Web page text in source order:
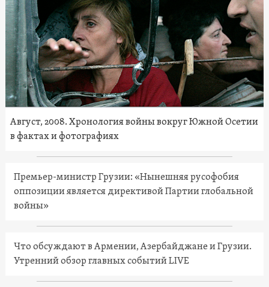
Август, 2008. Хронология войны вокруг Южной Осетии
в фактах и фотографиях
Премьер-министр Грузии: «Нынешняя русофобия
оппозиции является директивой Партии глобальной
войны»
Что обсуждают в Армении, Азербайджане и Грузии.
Утренний обзор главных событий LIVE